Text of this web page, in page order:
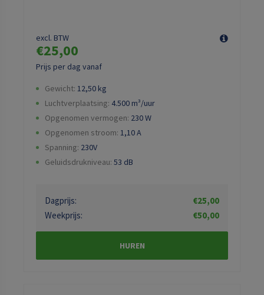
Prijs per dag vanaf
€25,00
excl. BTW
Gewicht: 12,50 kg
Luchtverplaatsing: 4.500 m³/uur
Opgenomen vermogen: 230W
Opgenomen stroom: 1,10A
Spanning: 230V
Geluidsdrukniveau: 53 dB
Dagprijs:
€25,00
Weekprijs:
€50,00
HUREN